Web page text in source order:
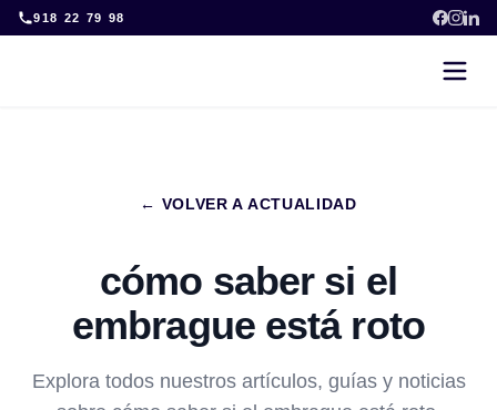
Skip
to
918 22 79 98
← VOLVER A ACTUALIDAD
cómo saber si el
embrague está roto
Explora todos nuestros artículos, guías y noticias